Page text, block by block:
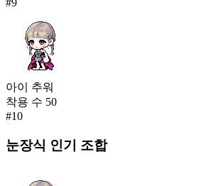
#9
아이 추워
착용 수 50
#10
눈장식 인기 조합